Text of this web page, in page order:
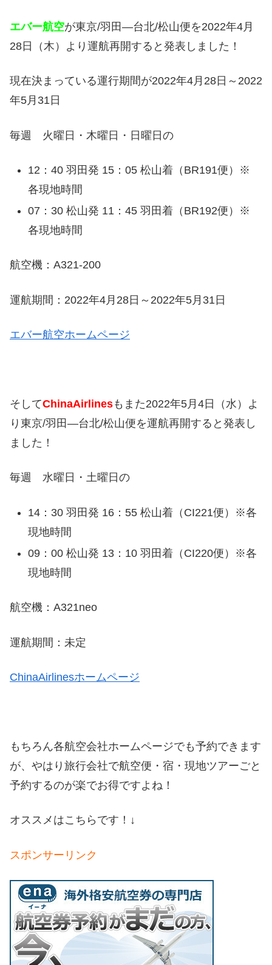
エバー航空が東京/羽田―台北/松山便を2022年4月
28日（木）より運航再開すると発表しました！
現在決まっている運行期間が2022年4月28日～2022
年5月31日
毎週 火曜日・木曜日・日曜日の
12：40 羽田発 15：05 松山着（BR191便）※
各現地時間
07：30 松山発 11：45 羽田着（BR192便）※
各現地時間
航空機：A321-200
運航期間：2022年4月28日～2022年5月31日
エバー航空ホームページ
そしてChinaAirlinesもまた2022年5月4日（水）よ
り東京/羽田―台北/松山便を運航再開すると発表し
ました！
毎週 水曜日・土曜日の
14：30 羽田発 16：55 松山着（CI221便）※各
現地時間
09：00 松山発 13：10 羽田着（CI220便）※各
現地時間
航空機：A321neo
運航期間：未定
ChinaAirlinesホームページ
もちろん各航空会社ホームページでも予約できます
が、やはり旅行会社で航空便・宿・現地ツアーごと
予約するのが楽でお得ですよね！
オススメはこちらです！↓
スポンサーリンク